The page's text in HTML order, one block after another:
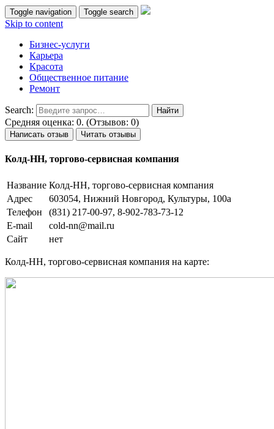
Toggle navigation Toggle search
Skip to content
Бизнес-услуги
Карьера
Красота
Общественное питание
Ремонт
Search:
Средняя оценка: 0. (Отзывов: 0)
Написать отзыв Читать отзывы
Колд-НН, торгово-сервисная компания
Название Колд-НН, торгово-сервисная компания
Адрес
603054, Нижний Новгород, Культуры, 100а
Телефон
(831) 217-00-97, 8-902-783-73-12
E-mail
cold-nn@mail.ru
Сайт
нет
Колд-НН, торгово-сервисная компания на карте: